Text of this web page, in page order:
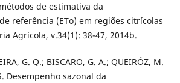
de estimativa da
referência (ETo) em regiões citrícolas
Agrícola, v.34(1): 38-47, 2014b.
G. Q.; BISCARO, G. A.; QUEIRÓZ, M.
Desempenho sazonal da